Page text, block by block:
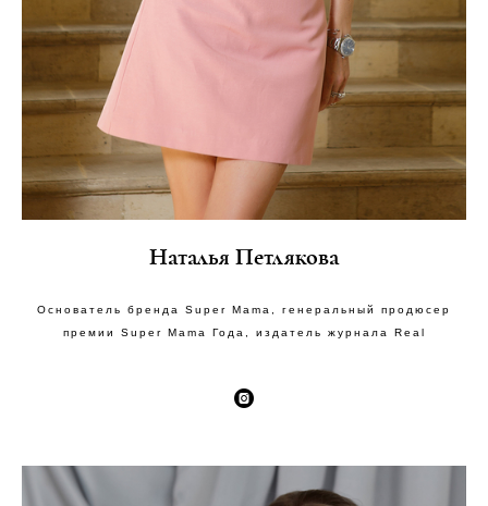
Наталья Петлякова
Основатель бренда Super Mama, генеральный продюсер
премии Super Mama Года, издатель журнала Real